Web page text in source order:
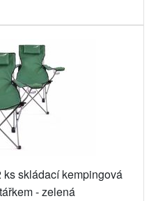
skládací kempingová
- zelená